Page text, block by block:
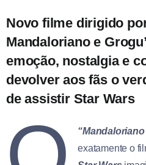
Novo filme dirigido
Mandaloriano e
emoção, nostalgia e
devolver aos fãs o
de assistir Star Wars
exatamente o